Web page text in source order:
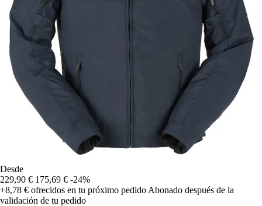
Desde
229,90 € 175,69 € -24%
+8,78 € ofrecidos en tu próximo pedido Abonado después de la
validación de tu pedido